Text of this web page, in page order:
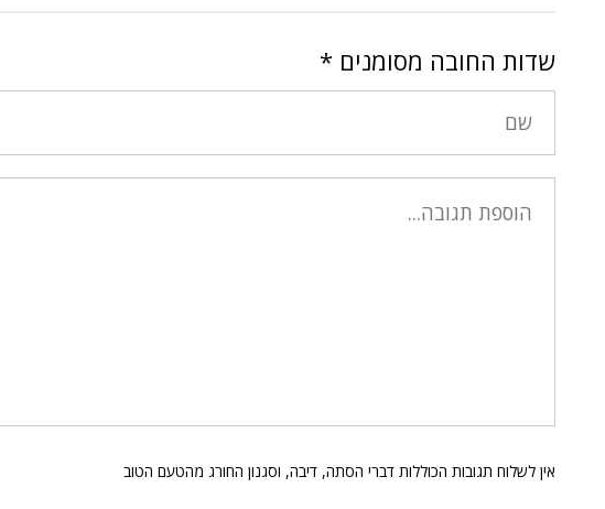
שדות החובה מסומנים *
אין לשלוח תגובות הכוללות דברי הסתה, דיבה, וסגנון החורג מהטעם הטוב